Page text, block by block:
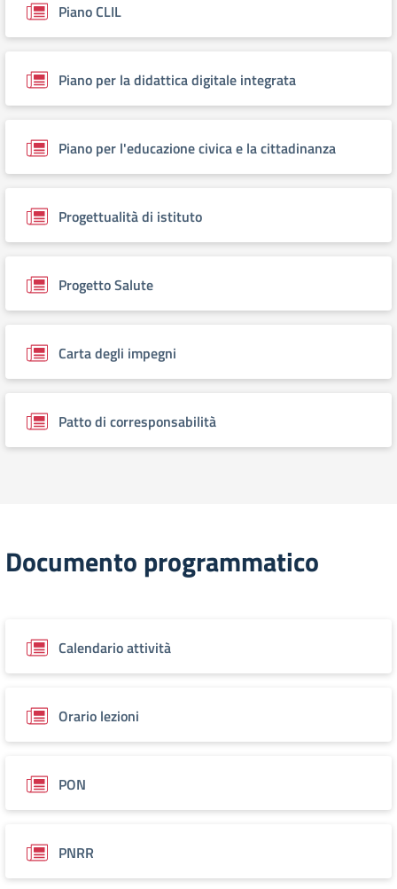
Piano CLIL
Piano per la didattica digitale integrata
Piano per l'educazione civica e la cittadinanza
Progettualità di istituto
Progetto Salute
Carta degli impegni
Patto di corresponsabilità
Documento programmatico
Calendario attività
Orario lezioni
PON
PNRR